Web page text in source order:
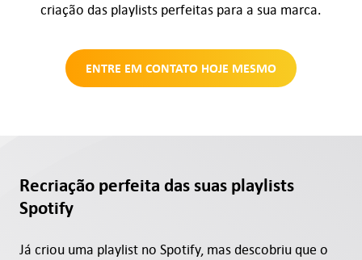
criação das playlists perfeitas para a sua marca.
ENTRE EM CONTATO HOJE MESMO
Recriação perfeita das suas playlists
Spotify
Já criou uma playlist no Spotify, mas descobriu que o